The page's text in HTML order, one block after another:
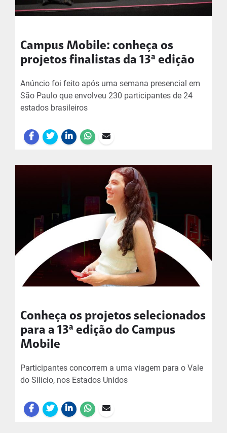
Campus Mobile: conheça os
projetos finalistas da 13ª edição
Anúncio foi feito após uma semana presencial em
São Paulo que envolveu 230 participantes de 24
estados brasileiros
Conheça os projetos selecionados
para a 13ª edição do Campus
Mobile
Participantes concorrem a uma viagem para o Vale
do Silício, nos Estados Unidos